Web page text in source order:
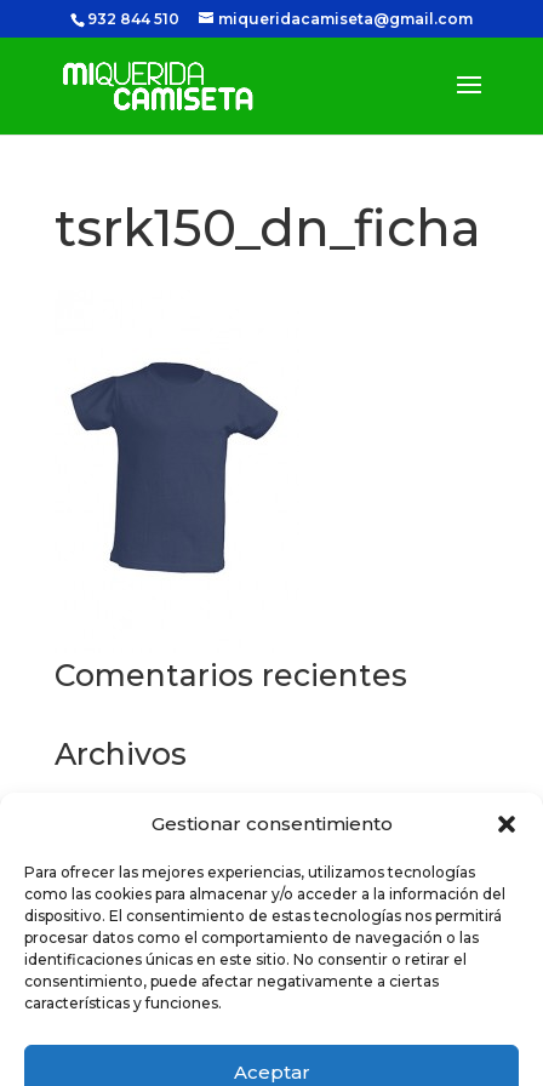
Gestionar consentimiento
Para ofrecer las mejores experiencias, utilizamos tecnologías
como las cookies para almacenar y/o acceder a la información del
dispositivo. El consentimiento de estas tecnologías nos permitirá
procesar datos como el comportamiento de navegación o las
identificaciones únicas en este sitio. No consentir o retirar el
consentimiento, puede afectar negativamente a ciertas
características y funciones.
Aceptar
932 844 510 miqueridacamiseta@gmail.com
tsrk150_dn_ficha
Comentarios recientes
Archivos
Categorías
No hay categorías
Meta
Acceder
Feed de entradas
Feed de comentarios